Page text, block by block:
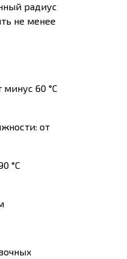
радиус
не менее
60 °С
от
°С